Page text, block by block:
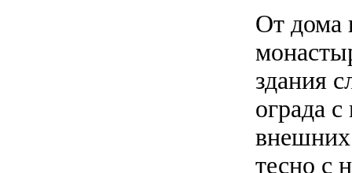
От дома
здания
ограда
тесно с